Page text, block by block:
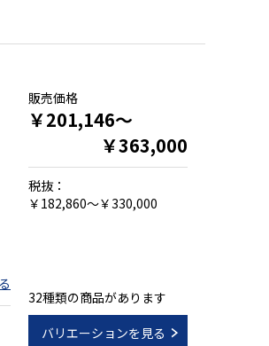
販売価格
￥201,146～
￥363,000
税抜：
￥182,860～￥330,000
32種類の商品があります
バリエーションを見る